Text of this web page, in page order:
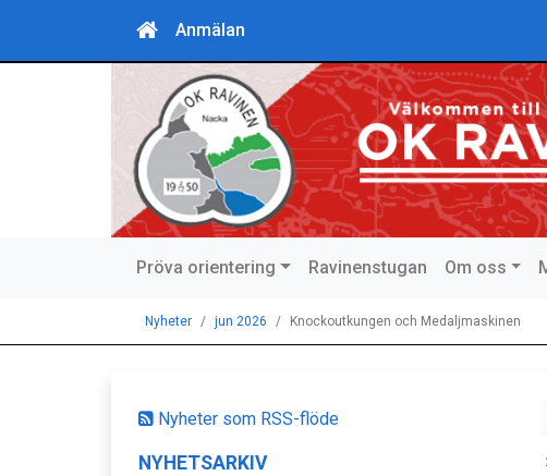
Anmälan
Pröva orientering Ravinenstugan Om oss
Nyheter jun 2026 Knockoutkungen och Medaljmaskinen
Nyheter som RSS-flöde
NYHETSARKIV